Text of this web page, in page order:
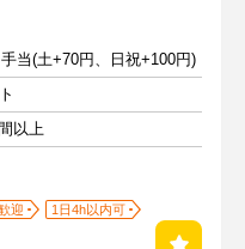
当(土+70円、日祝+100円)
以上
迎
1日4h以内可